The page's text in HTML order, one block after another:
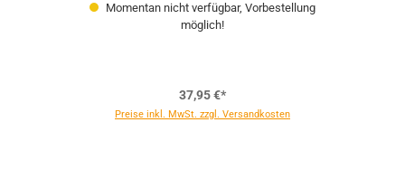
Momentan nicht verfügbar, Vorbestellung
möglich!
37,95 €*
Preise inkl. MwSt. zzgl. Versandkosten